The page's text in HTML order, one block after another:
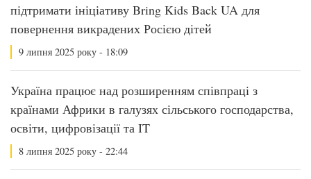
підтримати ініціативу Bring Kids Back UA для
повернення викрадених Росією дітей
9 липня 2025 року - 18:09
Україна працює над розширенням співпраці з
країнами Африки в галузях сільського господарства,
освіти, цифровізації та IT
8 липня 2025 року - 22:44